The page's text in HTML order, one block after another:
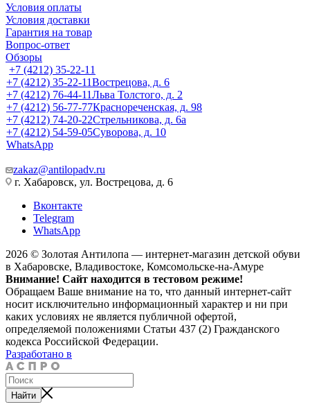
Условия оплаты
Условия доставки
Гарантия на товар
Вопрос-ответ
Обзоры
+7 (4212) 35-22-11
+7 (4212) 35-22-11Вострецова, д. 6
+7 (4212) 76-44-11Льва Толстого, д. 2
+7 (4212) 56-77-77Краснореченская, д. 98
+7 (4212) 74-20-22Стрельникова, д. 6а
+7 (4212) 54-59-05Суворова, д. 10
WhatsApp
zakaz@antilopadv.ru
г. Хабаровск, ул. Вострецова, д. 6
Вконтакте
Telegram
WhatsApp
2026 © Золотая Антилопа — интернет-магазин детской обуви
в Хабаровске, Владивостоке, Комсомольске-на-Амуре
Внимание! Сайт находится в тестовом режиме!
Обращаем Ваше внимание на то, что данный интернет-сайт
носит исключительно информационный характер и ни при
каких условиях не является публичной офертой,
определяемой положениями Статьи 437 (2) Гражданского
кодекса Российской Федерации.
Разработано в
Найти